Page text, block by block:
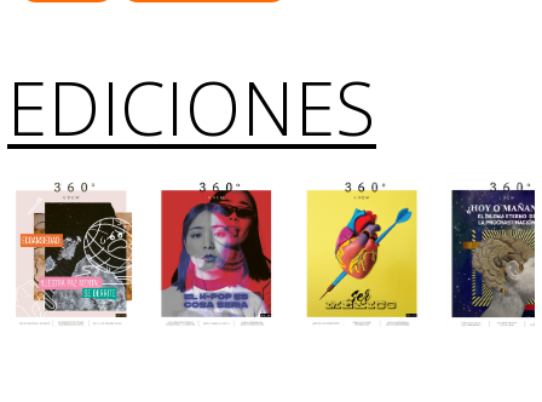
EDICIONES